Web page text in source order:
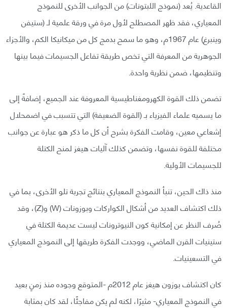
القاعدية. يُعد (نموذج اللبتونات) من الجوانب الأخرى للنموذج
المعياري، فقد ظهر المصطلح لأول مرة في ورقة علمية لـ (ستيفن
وينبرغ) عام 1967م، وهو ما سمح بدمج كل من ميكانيكا الكم، والأجزاء
الجوهرية من المعرفة التي تخص طريقة تفاعل الجسيمات فيما بينها
وتنظيمها، ضمن نظرية واحدة.
تضمن ذلك القوة الكهرومغناطيسية المعروفة عند الجميع، إضافةً إلى
ما يسميه علماء الفيزياء بـ (القوة الضعيفة) التي تتسبب في اضمحلال
إشعاعي معين، وقامت الفكرة بشرح أن كل ما ذكر هو عبارة عن جوانب
مختلفة للقوة نفسها، وتضمن كذلك آليات هيغز لمنح الكتلة
للجسيمات الأولية.
منذ ذاك الحين، تنبأ النموذج المعياري بنتائج تجربة تلو الأخرى، بما في
ذلك اكتشاف العديد من أشكال الكواركات وبوزونات (W) و(Z)، وقد
صُرف النظر عن إمكانية كون النيوترونات ليست عديمة الكتلة في
ستينيات القرن الماضي، ووجدت الفكرة طريقها إلى النموذج المعياري
في التسعينيات.
كان اكتشاف بوزون هيغز عام 2012م -المتوقع وجوده منذ زمنٍ بعيد
في النموذج المعياري- مثيرًا، لكنه لم يكن مفاجئًا، لقد كان بمثابة